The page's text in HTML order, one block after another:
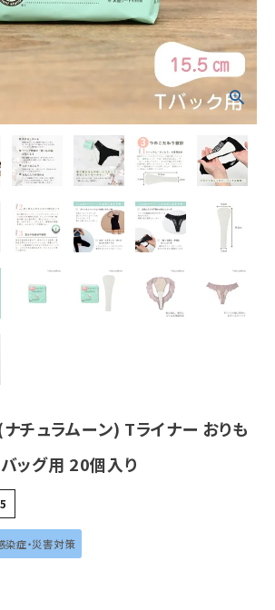
ウェア
ュラムーン) Tライナー おりも
ッグ用 20個入り
染症・災害対策